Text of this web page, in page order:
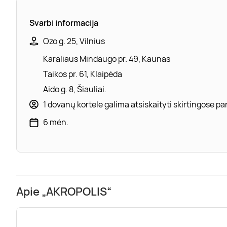
Svarbi informacija
Ozo g. 25, Vilnius
Karaliaus Mindaugo pr. 49, Kaunas
Taikos pr. 61, Klaipėda
Aido g. 8, Šiauliai.
1 dovanų kortele galima atsiskaityti skirtingose
6 mėn.
Apie „AKROPOLIS“